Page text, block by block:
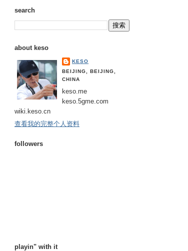
search
about keso
KESO
BEIJING, BEIJING,
CHINA
keso.me
keso.5gme.com
wiki.keso.cn
查看我的完整个人资料
followers
playin" with it